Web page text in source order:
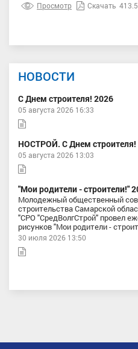
Просмотр Скачать
НОВОСТИ
С Днем строителя! 2026
05 августа 2026 16:33
НОСТРОЙ. С Днем строителя!
05 августа 2026 13:03
"Мои родители - строители!"
Молодежный общественный
строительства Самарской
"СРО "СредВолгСтрой" провел
рисунков "Мои родители -
30 июля 2026 13:50